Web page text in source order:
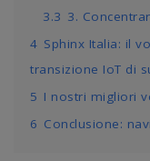
3.3 3.
4 Sphinx Italia: il
transizione IoT di
5 I nostri migliori
6 Conclusione: